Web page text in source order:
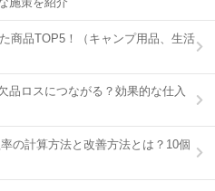
商品TOP5！（キャンプ用品、生活
品ロスにつながる？効果的な仕入
の計算方法と改善方法とは？10個